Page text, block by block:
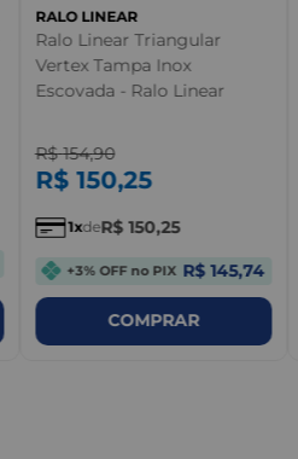
RALO LINEAR
Ralo Linear Triangular
Vertex Tampa Inox
Escovada - Ralo Linear
R$ 154,90
R$ 150,25
1 deR$ 150,25
+3% OFF no PIX R$ 145,74
COMPRAR